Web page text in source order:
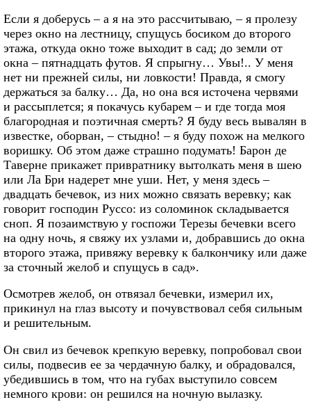
Если я доберусь – а я на это рассчитываю, – я пролезу
через окно на лестницу, спущусь босиком до второго
этажа, откуда окно тоже выходит в сад; до земли от
окна – пятнадцать футов. Я спрыгну… Увы!.. У меня
нет ни прежней силы, ни ловкости! Правда, я смогу
держаться за балку… Да, но она вся источена червями
и рассыплется; я покачусь кубарем – и где тогда моя
благородная и поэтичная смерть? Я буду весь вывалян в
известке, оборван, – стыдно! – я буду похож на мелкого
воришку. Об этом даже страшно подумать! Барон де
Таверне прикажет привратнику вытолкать меня в шею
или Ла Бри надерет мне уши. Нет, у меня здесь –
двадцать бечевок, из них можно связать веревку; как
говорит господин Руссо: из соломинок складывается
сноп. Я позаимствую у госпожи Терезы бечевки всего
на одну ночь, я свяжу их узлами и, добравшись до окна
второго этажа, привяжу веревку к балкончику или даже
за сточный желоб и спущусь в сад».
Осмотрев желоб, он отвязал бечевки, измерил их,
прикинул на глаз высоту и почувствовал себя сильным
и решительным.
Он свил из бечевок крепкую веревку, попробовал свои
силы, подвесив ее за чердачную балку, и обрадовался,
убедившись в том, что на губах выступило совсем
немного крови: он решился на ночную вылазку.